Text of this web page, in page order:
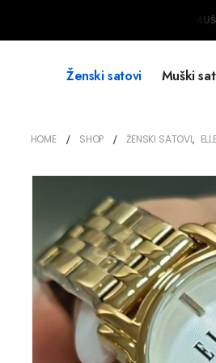
NAJVEĆI IZBOR
Ženski satovi Muški
HOME SHOP ŽENSKI SATOVI,